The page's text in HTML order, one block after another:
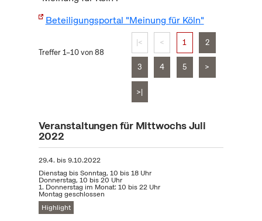
Beteiligungsportal "Meinung für Köln"
Treffer 1–10 von 88
|< < 1 2
3 4 5 >
>|
Veranstaltungen für Mittwochs Juli
2022
29.4. bis9.10.2022
Dienstag bis Sonntag, 10 bis 18 Uhr
Donnerstag, 10 bis 20 Uhr
1. Donnerstag im Monat: 10 bis 22 Uhr
Montag geschlossen
Highlight